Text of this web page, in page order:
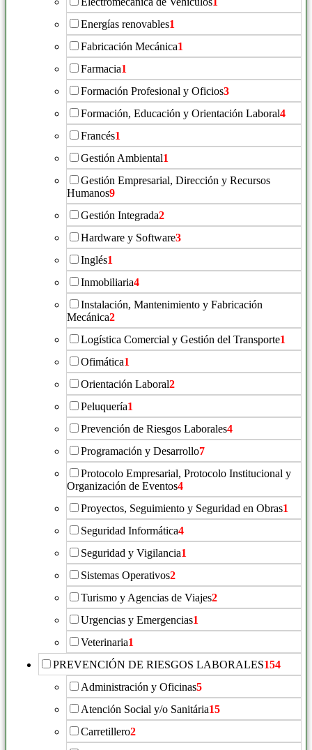
Energías renovables1
Fabricación Mecánica1
Farmacia1
Formación Profesional y Oficios3
Formación, Educación y Orientación Laboral4
Francés1
Gestión Ambiental1
Gestión Empresarial, Dirección y Recursos
Humanos9
Gestión Integrada2
Hardware y Software3
Inglés1
Inmobiliaria4
Instalación, Mantenimiento y Fabricación
Mecánica2
Logística Comercial y Gestión del Transporte1
Ofimática1
Orientación Laboral2
Peluquería1
Prevención de Riesgos Laborales4
Programación y Desarrollo7
Protocolo Empresarial, Protocolo Institucional y
Organización de Eventos4
Proyectos, Seguimiento y Seguridad en Obras1
Seguridad Informática4
Seguridad y Vigilancia1
Sistemas Operativos2
Turismo y Agencias de Viajes2
Urgencias y Emergencias1
Veterinaria1
PREVENCIÓN DE RIESGOS LABORALES154
Administración y Oficinas5
Atención Social y/o Sanitária15
Carretillero2